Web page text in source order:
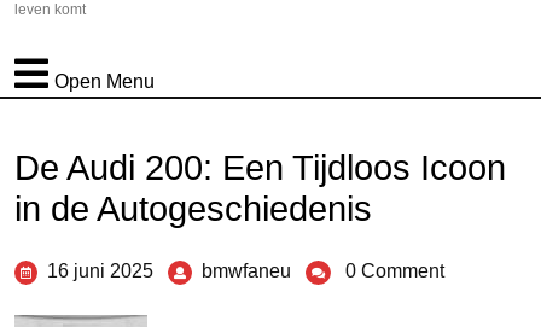
leven komt
Open Menu
De Audi 200: Een Tijdloos Icoon
in de Autogeschiedenis
16 juni 2025 bmwfaneu 0 Comment